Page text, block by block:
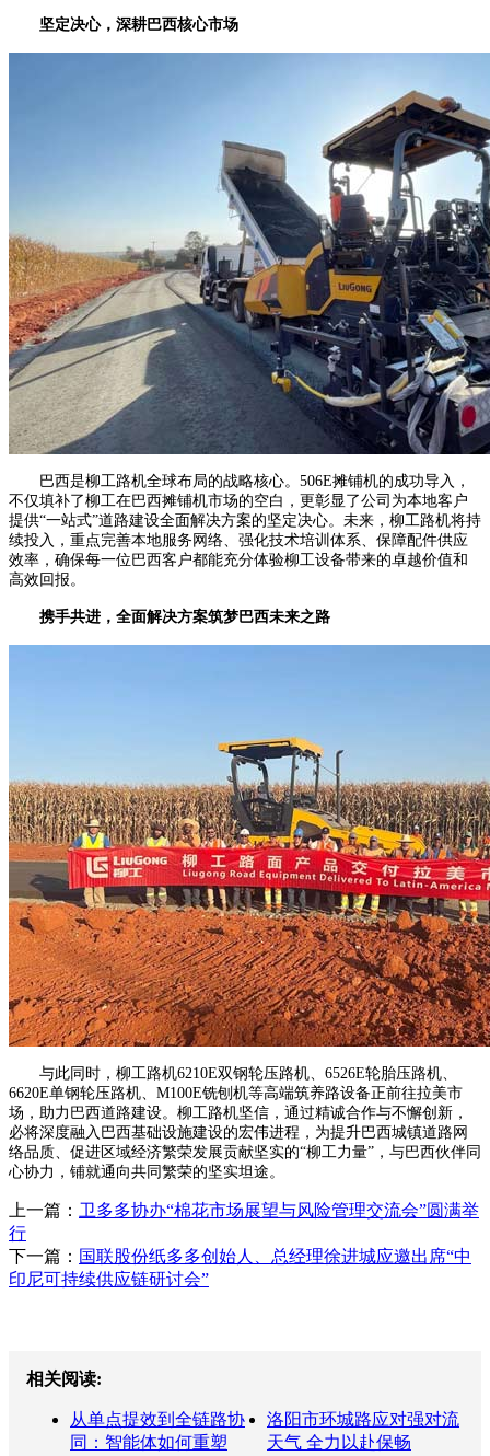
坚定决心，深耕巴西核心市场
巴西是柳工路机全球布局的战略核心。506E摊铺机的成功导入，
不仅填补了柳工在巴西摊铺机市场的空白，更彰显了公司为本地客户
提供“一站式”道路建设全面解决方案的坚定决心。未来，柳工路机将持
续投入，重点完善本地服务网络、强化技术培训体系、保障配件供应
效率，确保每一位巴西客户都能充分体验柳工设备带来的卓越价值和
高效回报。
携手共进，全面解决方案筑梦巴西未来之路
与此同时，柳工路机6210E双钢轮压路机、6526E轮胎压路机、
6620E单钢轮压路机、M100E铣刨机等高端筑养路设备正前往拉美市
场，助力巴西道路建设。柳工路机坚信，通过精诚合作与不懈创新，
必将深度融入巴西基础设施建设的宏伟进程，为提升巴西城镇道路网
络品质、促进区域经济繁荣发展贡献坚实的“柳工力量”，与巴西伙伴同
心协力，铺就通向共同繁荣的坚实坦途。
上一篇： 卫多多协办“棉花市场展望与风险管理交流会”圆满举
行
下一篇： 国联股份纸多多创始人、总经理徐进城应邀出席“中
印尼可持续供应链研讨会”
相关阅读:
从单点提效到全链路协
同：智能体如何重塑
洛阳市环城路应对强对流
天气 全力以赴保畅